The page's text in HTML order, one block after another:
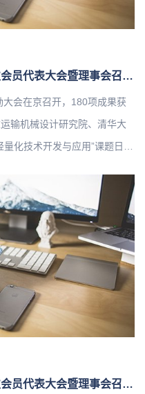
效分析评价方法并制定了相
中国重型机械工业协会六届四次会员代表大会暨理事会召开1
会在京召开，180项成果获
输机械设计研究院、清华大
化技术开发与应用”课题日前
研究，完成了桥式起重机轻
耗减量化、工艺绿色化、安
创新点有：提出了桥式起重
设计理论与方法，以及柔性
了三支点静定支撑起升机构
安全监控管理系统和远程运
效分析评价方法并制定了相
中国重型机械工业协会六届四次会员代表大会暨理事会召开2